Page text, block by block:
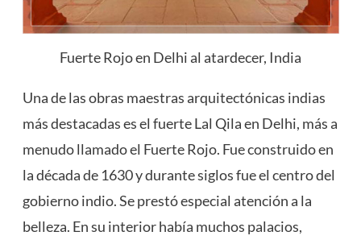
Fuerte Rojo en Delhi al atardecer, India
Una de las obras maestras arquitectónicas indias
más destacadas es el fuerte Lal Qila en Delhi, más a
menudo llamado el Fuerte Rojo. Fue construido en
la década de 1630 y durante siglos fue el centro del
gobierno indio. Se prestó especial atención a la
belleza. En su interior había muchos palacios,